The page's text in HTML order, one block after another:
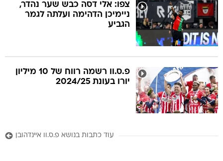
צפו: אלי דסה כבש שער נהדר,
ניימיכן הדהימה ועלתה לגמר
הגביע
פ.ס.וו רשמה רווח של 10 מיליון
יורו בעונת 2024/25
עוד כתבות בנושא פ.ס.וו איינדהובן